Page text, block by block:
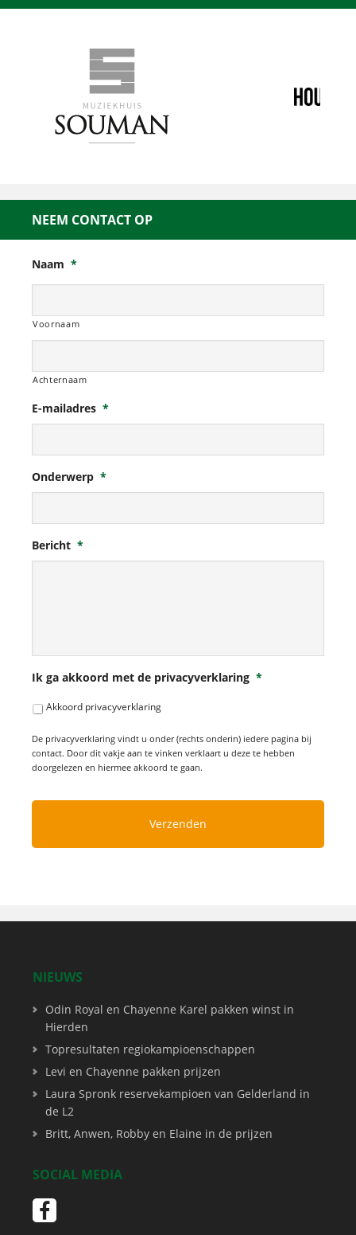
NEEM CONTACT OP
Naam *
Voornaam
Achternaam
E-mailadres *
Onderwerp *
Bericht *
Ik ga akkoord met de privacyverklaring *
Akkoord privacyverklaring
De privacyverklaring vindt u onder (rechts onderin) iedere pagina bij
contact. Door dit vakje aan te vinken verklaart u deze te hebben
doorgelezen en hiermee akkoord te gaan.
NIEUWS
Odin Royal en Chayenne Karel pakken winst in
Hierden
Topresultaten regiokampioenschappen
Levi en Chayenne pakken prijzen
Laura Spronk reservekampioen van Gelderland in
de L2
Britt, Anwen, Robby en Elaine in de prijzen
SOCIAL MEDIA